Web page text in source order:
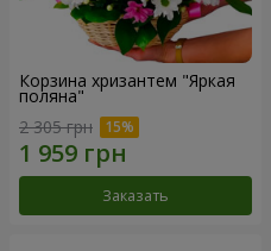
Корзина хризантем "Яркая
поляна"
2 305 грн
Заказать